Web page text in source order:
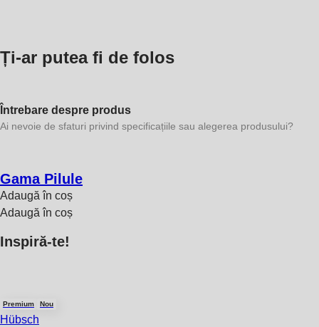
Ți-ar putea fi de folos
Întrebare despre produs
Ai nevoie de sfaturi privind specificațiile sau alegerea produsului?
Gama Pilule
Adaugă în coș
Adaugă în coș
Inspiră-te!
Premium Nou
Hübsch